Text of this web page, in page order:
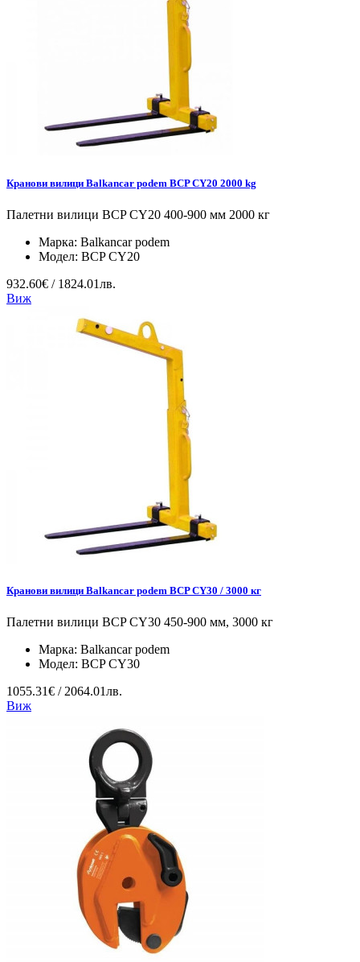
Кранови вилици Balkancar podem BCP CY20 2000 kg
Палетни вилици BCP CY20 400-900 мм 2000 кг
Марка: Balkancar podem
Модел: BCP CY20
932.60€ / 1824.01лв.
Виж
Кранови вилици Balkancar podem BCP CY30 / 3000 кг
Палетни вилици BCP CY30 450-900 мм, 3000 кг
Марка: Balkancar podem
Модел: BCP CY30
1055.31€ / 2064.01лв.
Виж